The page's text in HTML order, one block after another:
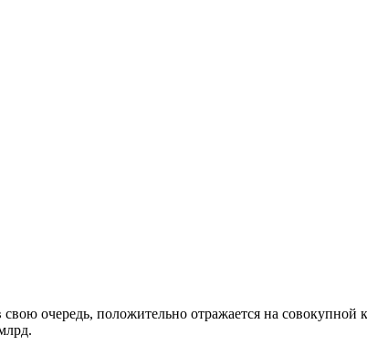
очередь, положительно отражается на совокупной